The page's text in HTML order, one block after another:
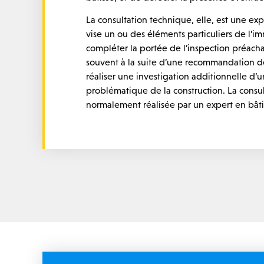
La consultation technique, elle, est une
vise un ou des éléments particuliers de
compléter la portée de l’inspection
souvent à la suite d’une recommandation
réaliser une investigation additionnelle
problématique de la construction. La
normalement réalisée par un expert en